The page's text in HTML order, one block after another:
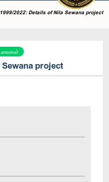
1999/2022: Details of Nila Sewana project
project